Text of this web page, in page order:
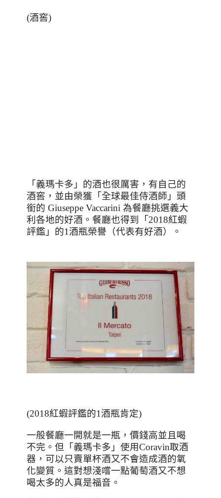
(酒窖)
「義瑪卡多」的酒也很厲害，有自己的
酒窖，並由榮獲「全球最佳侍酒師」頭
銜的 Giuseppe Vaccarini 為餐廳挑選義大
利各地的好酒。餐廳也得到「2018紅蝦
評鑑」的1酒瓶榮譽（代表有好酒）。
(2018紅蝦評鑑的1酒瓶肯定)
一般餐廳一開就是一瓶，價錢高並且喝
不完。但「義瑪卡多」使用Coravin取酒
器，可以只賣單杯酒又不會造成酒的氧
化變質。這對想淺嚐一點葡萄酒又不想
喝太多的人真是福音。